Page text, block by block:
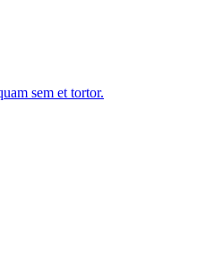
sem et tortor.